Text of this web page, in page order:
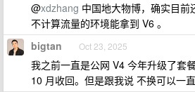
@xdzhang 中国地大物博，确实目前
不计算流量的环境能拿到 V6 。
bigtan Oct 23, 2025
我之前一直是公网 V4 今年升级了套
10 月收回。但是跟我说 不换可以一